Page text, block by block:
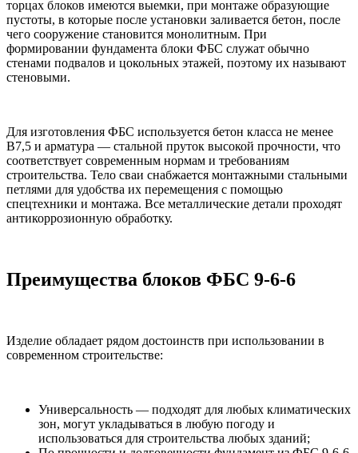
торцах блоков имеются выемки, при монтаже образующие
пустоты, в которые после установки заливается бетон, после
чего сооружение становится монолитным. При
формировании фундамента блоки ФБС служат обычно
стенами подвалов и цокольных этажей, поэтому их называют
стеновыми.
Для изготовления ФБС используется бетон класса не менее
B7,5 и арматура — стальной пруток высокой прочности, что
соответствует современным нормам и требованиям
строительства. Тело сваи снабжается монтажными стальными
петлями для удобства их перемещения с помощью
спецтехники и монтажа. Все металлические детали проходят
антикоррозионную обработку.
Преимущества блоков ФБС 9-6-6
Изделие обладает рядом достоинств при использовании в
современном строительстве:
Универсальность — подходят для любых климатических
зон, могут укладываться в любую погоду и
использоваться для строительства любых зданий;